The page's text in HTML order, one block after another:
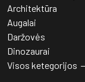
Architektūra
Augalai
Daržovės
Dinozaurai
Visos ketegorijos